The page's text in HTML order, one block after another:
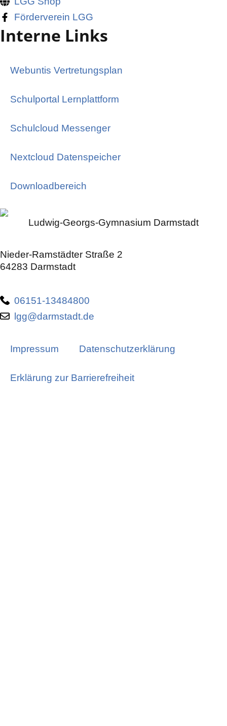
Ludwig-Georgs-Gymnasium Darmstadt
Nieder-Ramstädter Straße 2
64283 Darmstadt
06151-13484800
lgg@darmstadt.de
Impressum Datenschutzerklärung
Erklärung zur Barrierefreiheit
Interne Links
Webuntis Vertretungsplan
Schulportal Lernplattform
Schulcloud Messenger
Nextcloud Datenspeicher
Downloadbereich
Förderverein LGG